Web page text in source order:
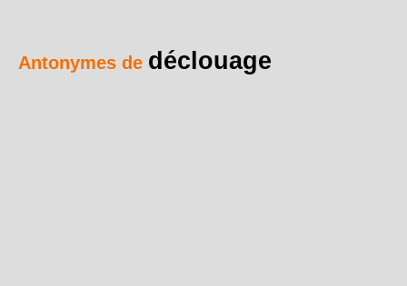
Antonymes de déclouage